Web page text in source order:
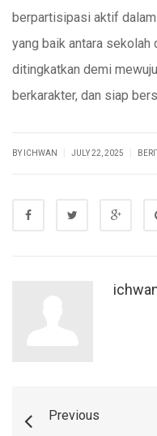
berpartisipasi aktif
yang baik antara sekolah
ditingkatkan demi
berkarakter, dan siap
BY ICHWAN JULY 22, 2025
Previous